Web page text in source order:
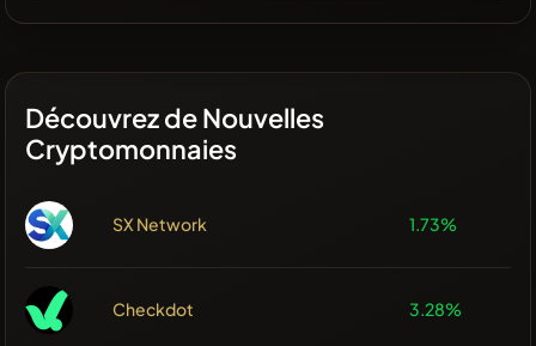
Découvrez de Nouvelles
Cryptomonnaies
SX Network 1.73%
Checkdot 3.28%